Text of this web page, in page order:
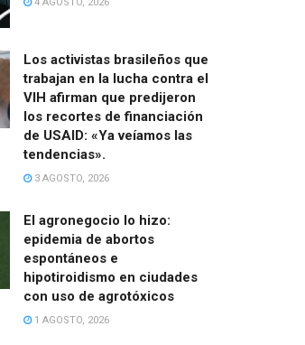
4 AGOSTO, 2026
Los activistas brasileños que
trabajan en la lucha contra el
VIH afirman que predijeron
los recortes de financiación
de USAID: «Ya veíamos las
tendencias».
3 AGOSTO, 2026
El agronegocio lo hizo:
epidemia de abortos
espontáneos e
hipotiroidismo en ciudades
con uso de agrotóxicos
1 AGOSTO, 2026